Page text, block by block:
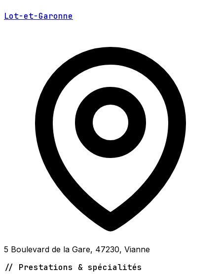
Lot-et-Garonne
5 Boulevard de la Gare, 47230, Vianne
// Prestations & spécialités